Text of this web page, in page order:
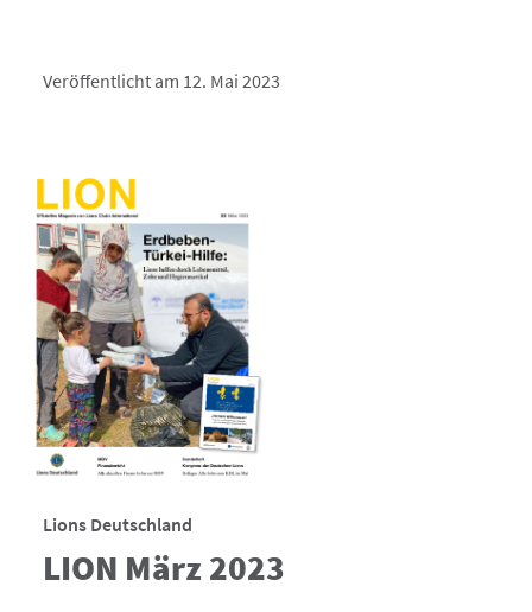
Veröffentlicht am 12. Mai 2023
Lions Deutschland
LION März 2023